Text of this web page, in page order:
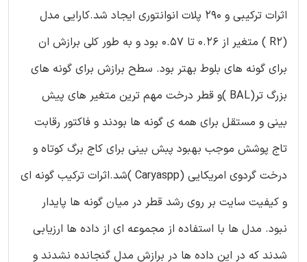
اثرات ترکیبی و 290 پلات انوانتوری ایجاد شد.کارایی مدل
(R2 ) متغیر از 0.26 تا 0.57 بود و به طور کلی برازش ان
برای گونه های بلوط بهتر بود. سطح برازش برای گونه های
بزرگ تر(BAL )و قطر درخت مهم ترین متغیر های پیش
بینی و مستقل برای همه ی گونه ها بودند و فاکتور رقابت
تاج پوشش موجب بهبود پبش بینی برای کاج برگ کوتاه و
درخت گردوی امریکایی (Caryaspp )شد.اثرات ترکیب گونه ای
و کیفیت سایت بر روی رشد قطر در میان گونه ها پایدار
نبود. مدل ها با استفاده از مجموعه ای از داده ها ارزیابی
شدند که در این داده ها در برازش مدل گنجانده نشدند و